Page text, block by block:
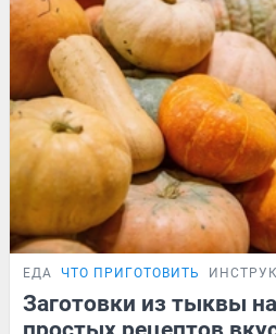
ЕДА ЧТО ПРИГОТОВИТЬ
Заготовки из тыквы